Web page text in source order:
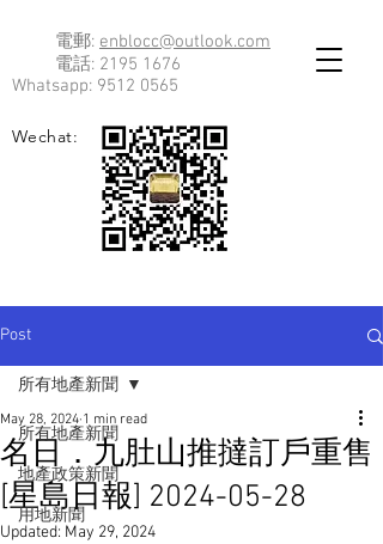
電郵: enblocc@outlook.com
電話: 2195 1676
Whatsapp: 9512 0565
Wechat:
Post
所有地產新聞
地產政策新聞
用地新聞
所有地產新聞
名日．九肚山推撻訂戶重售
[星島日報] 2024-05-28
May 28, 2024 1 min read
Updated: May 29, 2024